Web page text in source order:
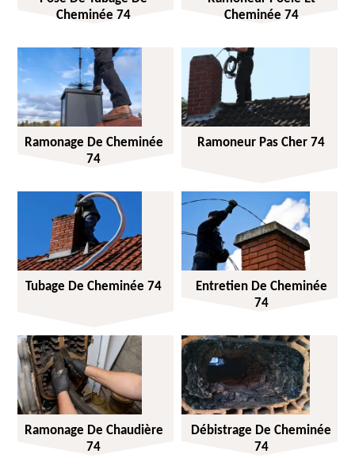
Cheminée 74
Cheminée 74
Ramonage De Cheminée
74
Ramoneur Pas Cher 74
Tubage De Cheminée 74
Entretien De Cheminée
74
Ramonage De Chaudière
74
Débistrage De Cheminée
74